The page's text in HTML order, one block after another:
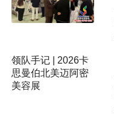
领队手记 | 2026卡
思曼伯北美迈阿密
美容展